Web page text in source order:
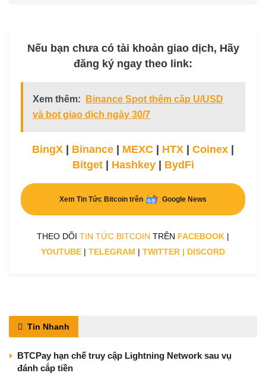
Nếu bạn chưa có tài khoản giao dịch, Hãy
đăng ký ngay theo link:
Xem thêm:
Binance Spot thêm cặp U/USD
và bot giao dịch ngày 30/7
BingX | Binance | MEXC | HTX | Coinex |
Bitget| Hashkey| BydFi
Xem Tin Tức Bitcoin trên Google News
THEO DÕI TIN TỨC BITCOIN TRÊN FACEBOOK |
YOUTUBE | TELEGRAM | TWITTER | DISCORD
Tin Nhanh
BTCPay hạn chế truy cập Lightning Network sau vụ
đánh cắp tiền